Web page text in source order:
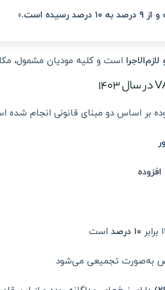
است.»
است و کلیه مودیان مشمول، مکلف به
بر اساس دو مبنای قانونی انجام شده
۱۰ درصد است
به‌صورت تجمیعی می‌شود